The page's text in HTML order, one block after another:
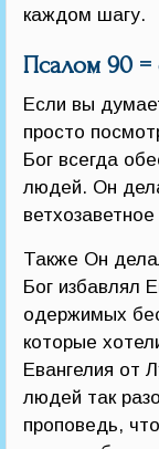
каждом шагу.
Псалом 90 =
Если вы
просто
Бог всегда
людей. Он
Также Он
Бог избавлял
одержимых
которые
Евангелия от
людей так
проповедь,